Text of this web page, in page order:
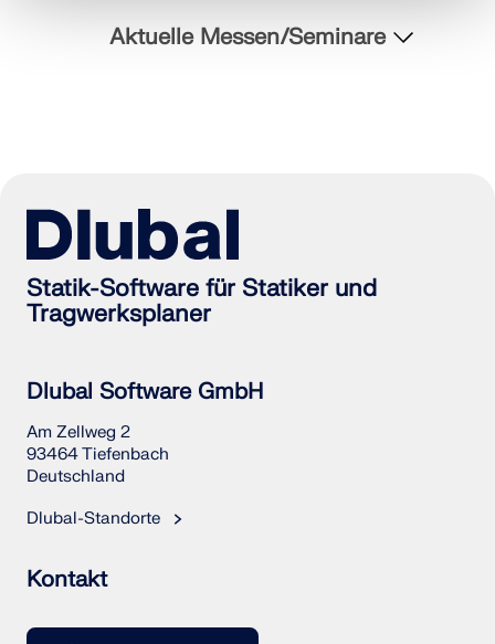
Geo-Zonen-Tool
schnellen Ermittlung von Schneelasten,
Windgeschwindigkeiten und seismischen Daten.
LASTZONEN PRÜFEN
Aktuelle Messen/Seminare
Statik-Software für Statiker und
Tragwerksplaner
Dlubal Software GmbH
Am Zellweg 2
93464 Tiefenbach
Deutschland
Dlubal-Standorte
Kontakt